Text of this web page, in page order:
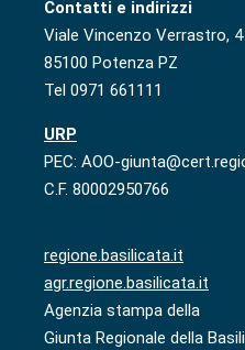
Contatti e indirizzi
Viale Vincenzo Verrastro, 4
85100 Potenza PZ
Tel 0971 661111
URP
PEC: AOO-
C.F. 80002950766
regione.basilicata.it
agr.regione.basilicata.it
Agenzia stampa della
Giunta Regionale della